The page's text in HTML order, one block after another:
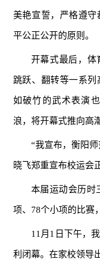
美艳宣誓，严格遵
平公正公开的原则。
开幕式最后，体
跳跃、翻转等一系
如破竹的武术表演
浪，将开幕式推向高
“我宣布，衡阳
晓飞郑重宣布校运会
本届运动会历时
项、78个小项的比赛
11月1日下午，
利闭幕。在家校领导